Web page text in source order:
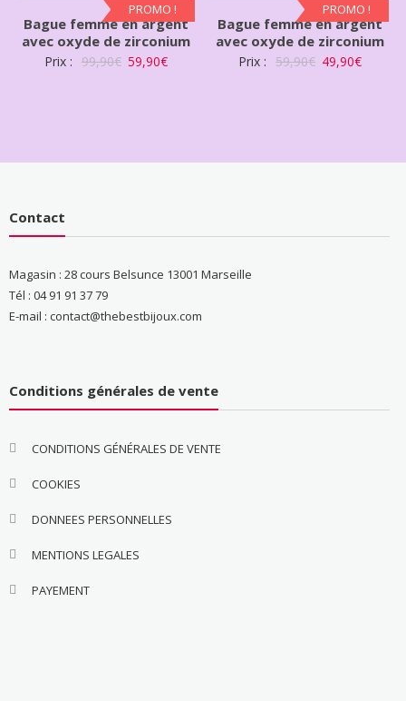
PROMO !
Bague femme en argent
avec oxyde de zirconium
Prix : 99,90€ 59,90€
PROMO !
Bague femme en argent
avec oxyde de zirconium
Prix : 59,90€ 49,90€
Contact
Magasin : 28 cours Belsunce 13001 Marseille
Tél : 04 91 91 37 79
E-mail : contact@thebestbijoux.com
Conditions générales de vente
CONDITIONS GÉNÉRALES DE VENTE
COOKIES
DONNEES PERSONNELLES
MENTIONS LEGALES
PAYEMENT